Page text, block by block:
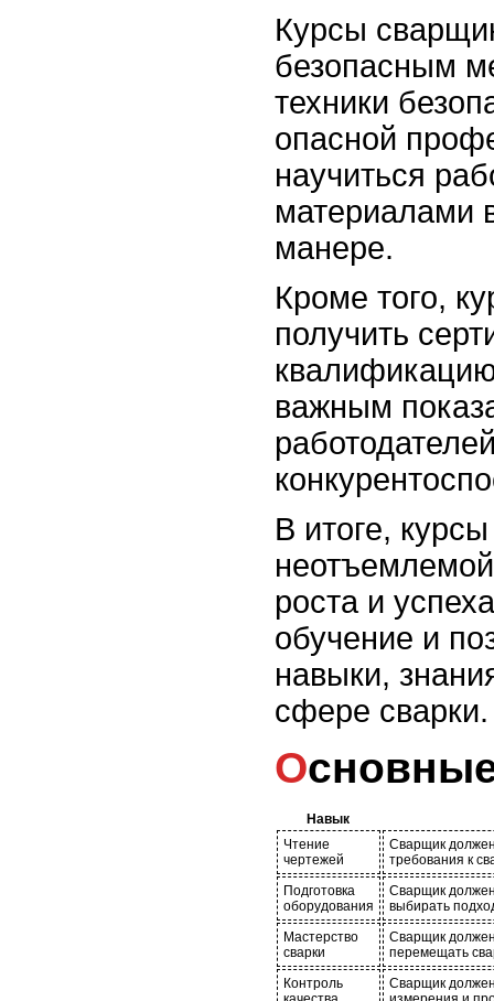
Курсы
безопасным
техники
опасной
научиться
материалами
манере.
Кроме того,
получить
важным
В итоге,
роста и
обучение и
навыки,
сфере сварки.
Навык
Чтение
чертежей
Сварщик должен
требования к
Подготовка
оборудования
Сварщик должен
выбирать
Мастерство
сварки
Сварщик
перемещать
Контроль
Сварщик должен